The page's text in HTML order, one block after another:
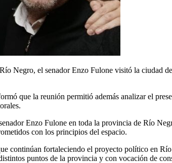
Negro, el senador Enzo Fulone visitó la ciudad
que la reunión permitió además analizar el
Enzo Fulone en toda la provincia de Río
con los principios del espacio.
continúan fortaleciendo el proyecto político en
puntos de la provincia y con vocación de